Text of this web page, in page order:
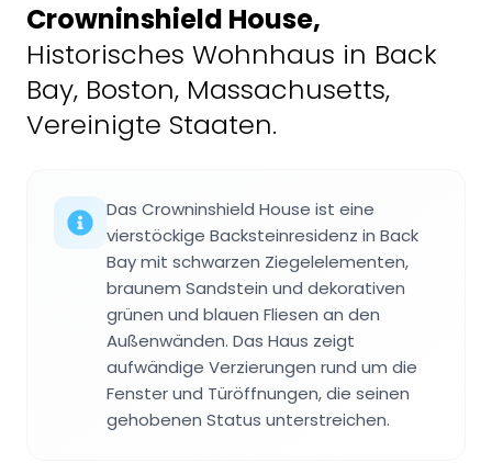
Crowninshield House,
Historisches Wohnhaus in Back
Bay, Boston, Massachusetts,
Vereinigte Staaten.
Das Crowninshield House ist eine
vierstöckige Backsteinresidenz in Back
Bay mit schwarzen Ziegelelementen,
braunem Sandstein und dekorativen
grünen und blauen Fliesen an den
Außenwänden. Das Haus zeigt
aufwändige Verzierungen rund um die
Fenster und Türöffnungen, die seinen
gehobenen Status unterstreichen.